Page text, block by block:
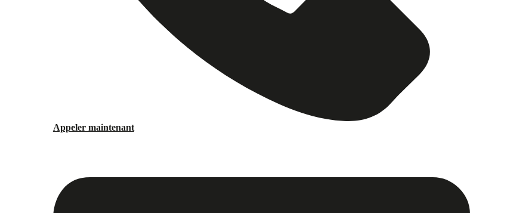
Appeler maintenant